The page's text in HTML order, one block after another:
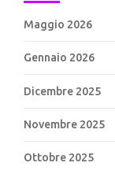
Maggio 2026
Gennaio 2026
Dicembre 2025
Novembre 2025
Ottobre 2025